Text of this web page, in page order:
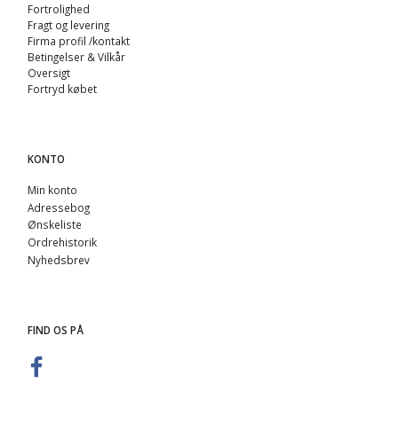
Fortrolighed
Fragt og levering
Firma profil /kontakt
Betingelser & Vilkår
Oversigt
Fortryd købet
KONTO
Min konto
Adressebog
Ønskeliste
Ordrehistorik
Nyhedsbrev
FIND OS PÅ